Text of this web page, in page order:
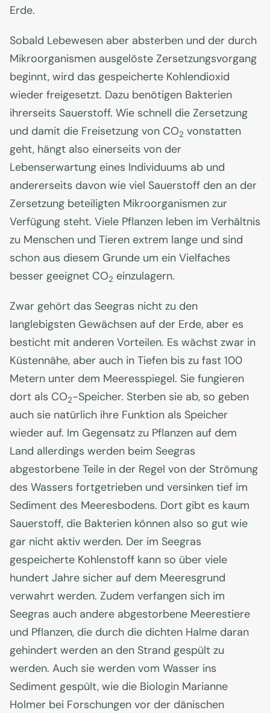
Erde.
Sobald Lebewesen aber absterben und der durch
Mikroorganismen ausgelöste Zersetzungsvorgang
beginnt, wird das gespeicherte Kohlendioxid
wieder freigesetzt. Dazu benötigen Bakterien
ihrerseits Sauerstoff. Wie schnell die Zersetzung
und damit die Freisetzung von CO2 vonstatten
geht, hängt also einerseits von der
Lebenserwartung eines Individuums ab und
andererseits davon wie viel Sauerstoff den an der
Zersetzung beteiligten Mikroorganismen zur
Verfügung steht. Viele Pflanzen leben im Verhältnis
zu Menschen und Tieren extrem lange und sind
schon aus diesem Grunde um ein Vielfaches
besser geeignet CO2 einzulagern.
Zwar gehört das Seegras nicht zu den
langlebigsten Gewächsen auf der Erde, aber es
besticht mit anderen Vorteilen. Es wächst zwar in
Küstennähe, aber auch in Tiefen bis zu fast 100
Metern unter dem Meeresspiegel. Sie fungieren
dort als CO2-Speicher. Sterben sie ab, so geben
auch sie natürlich ihre Funktion als Speicher
wieder auf. Im Gegensatz zu Pflanzen auf dem
Land allerdings werden beim Seegras
abgestorbene Teile in der Regel von der Strömung
des Wassers fortgetrieben und versinken tief im
Sediment des Meeresbodens. Dort gibt es kaum
Sauerstoff, die Bakterien können also so gut wie
gar nicht aktiv werden. Der im Seegras
gespeicherte Kohlenstoff kann so über viele
hundert Jahre sicher auf dem Meeresgrund
verwahrt werden. Zudem verfangen sich im
Seegras auch andere abgestorbene Meerestiere
und Pflanzen, die durch die dichten Halme daran
gehindert werden an den Strand gespült zu
werden. Auch sie werden vom Wasser ins
Sediment gespült, wie die Biologin Marianne
Holmer bei Forschungen vor der dänischen